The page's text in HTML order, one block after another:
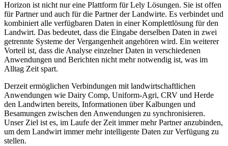
Horizon ist nicht nur eine Plattform für Lely Lösungen. Sie ist offen
für Partner und auch für die Partner der Landwirte. Es verbindet und
kombiniert alle verfügbaren Daten in einer Komplettlösung für den
Landwirt. Das bedeutet, dass die Eingabe derselben Daten in zwei
getrennte Systeme der Vergangenheit angehören wird. Ein weiterer
Vorteil ist, dass die Analyse einzelner Daten in verschiedenen
Anwendungen und Berichten nicht mehr notwendig ist, was im
Alltag Zeit spart.
Derzeit ermöglichen Verbindungen mit landwirtschaftlichen
Anwendungen wie Dairy Comp, Uniform-Agri, CRV und Herde
den Landwirten bereits, Informationen über Kalbungen und
Besamungen zwischen den Anwendungen zu synchronisieren.
Unser Ziel ist es, im Laufe der Zeit immer mehr Partner anzubinden,
um dem Landwirt immer mehr intelligente Daten zur Verfügung zu
stellen.